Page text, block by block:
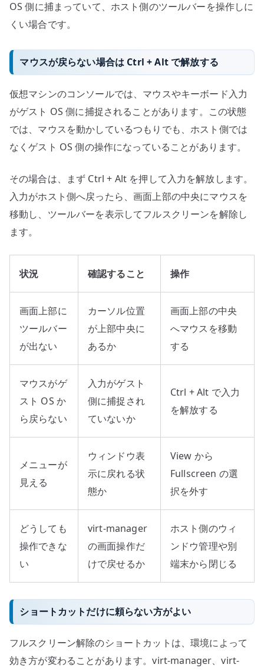
OS 側に捕まっていて、ホスト側のツールバーを操作しに
くい場合です。
マウスが戻らない場合は Ctrl + Alt で解放する
仮想マシンのコンソールでは、マウスやキーボード入力
がゲスト OS 側に捕捉されることがあります。この状態
では、マウスを動かしているつもりでも、ホスト側では
なくゲスト OS 側の操作になっていることがあります。
その場合は、まず Ctrl + Alt を押して入力を解放します。
入力がホスト側へ戻ったら、画面上部の中央にマウスを
移動し、ツールバーを表示してフルスクリーンを解除し
ます。
状況 確認すること 操作
画面上部に
ツールバー
が出ない
カーソル位置
が上部中央に
あるか
画面上部の中央
へマウスを移動
する
マウスがゲ
スト OS か
ら戻らない
入力がゲスト
側に捕捉され
ていないか
Ctrl + Alt で入力
を解放する
メニューが
見える
ウィンドウ表
示に戻れる状
態か
View から
Fullscreen の選
択を外す
どうしても
操作できな
い
virt-manager
の画面操作だ
けで戻せるか
ホスト側のウィ
ンドウ管理や別
端末から閉じる
ショートカットだけに頼らない方がよい
フルスクリーン解除のショートカットは、環境によって
効き方が変わることがあります。virt-manager、virt-